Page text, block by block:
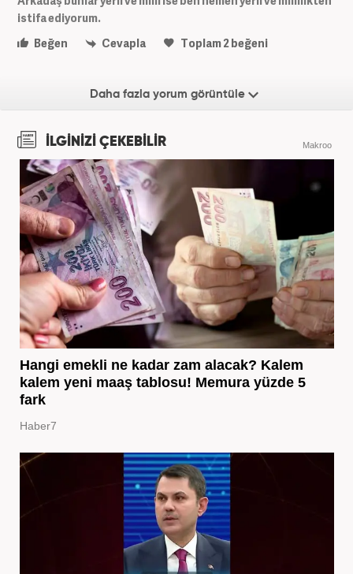
istifa ediyorum.
Beğen
Cevapla Toplam2beğeni
Daha fazla yorum görüntüle
İLGİNİZİ ÇEKEBİLİR Makroo
Hangi emekli ne kadar zam alacak? Kalem
kalem yeni maaş tablosu! Memura yüzde 5
fark
Haber7